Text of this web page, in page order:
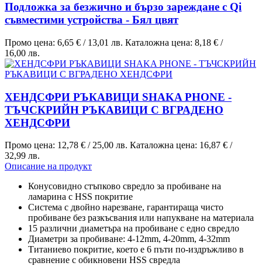
Подложка за безжично и бързо зареждане с Qi
съвместими устройства - Бял цвят
Промо цена: 6,65 € / 13,01 лв. Каталожна цена: 8,18 € /
16,00 лв.
ХЕНДСФРИ РЪКАВИЦИ SHAKA PHONE -
ТЪЧСКРИЙН РЪКАВИЦИ С ВГРАДЕНО
ХЕНДСФРИ
Промо цена: 12,78 € / 25,00 лв. Каталожна цена: 16,87 € /
32,99 лв.
Описание на продукт
Конусовидно стъпково свредло за пробиване на
ламарина с HSS покритие
Система с двойно нарезване, гарантираща чисто
пробиване без разкъсвания или напукване на материала
15 различни диаметъра на пробиване с едно свредло
Диаметри за пробиване: 4-12mm, 4-20mm, 4-32mm
Титаниево покритие, което е 6 пъти по-издръжливо в
сравнение с обикновени HSS свредла